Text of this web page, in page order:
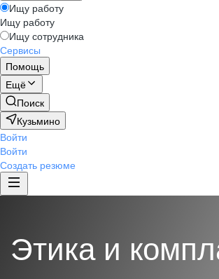
Ищу работу
Ищу работу
Ищу сотрудника
Сервисы
Помощь
Ещё
Поиск
Кузьмино
Войти
Войти
Создать резюме
Этика и